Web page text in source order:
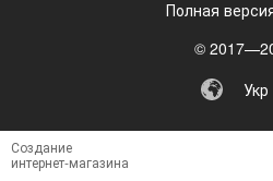
Полная
©
Укр
Создание
интернет-магазина